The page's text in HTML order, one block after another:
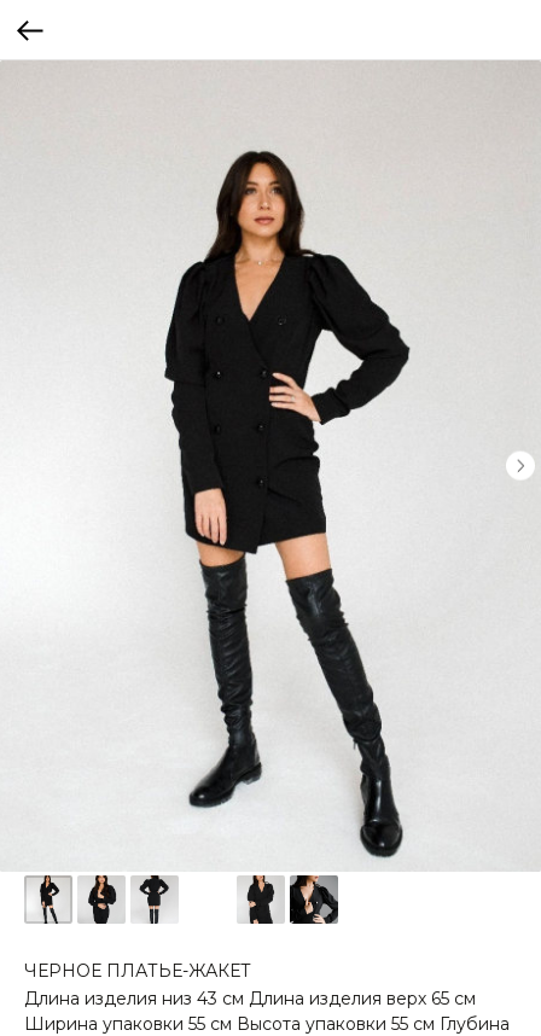
ЧЕРНОЕ ПЛАТЬЕ-ЖАКЕТ
Длина изделия низ 43 см Длина изделия верх 65 см
Ширина упаковки 55 см Высота упаковки 55 см Глубина